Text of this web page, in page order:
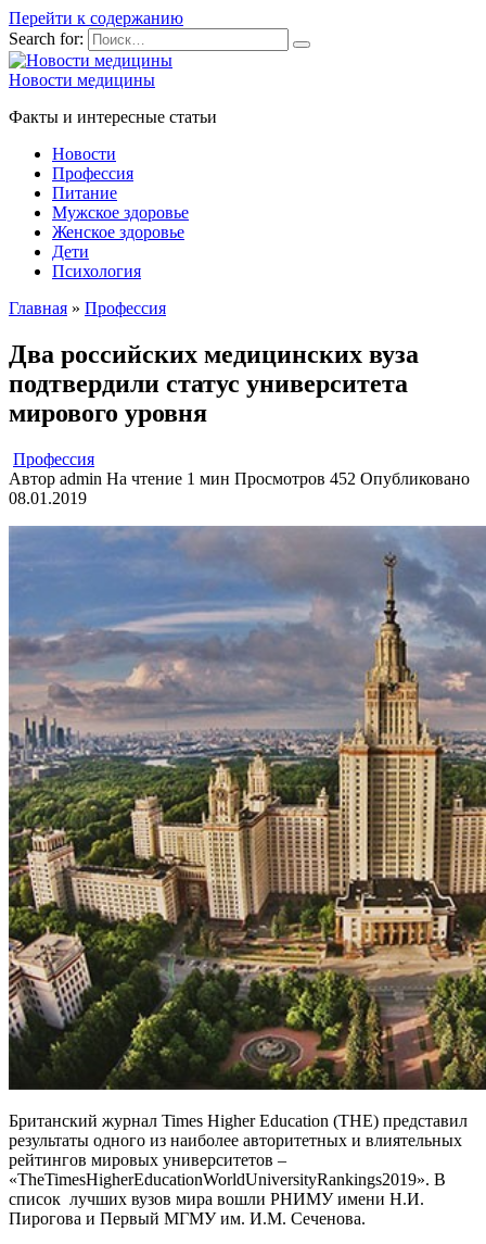
Перейти к содержанию
Search for:
Новости медицины
Факты и интересные статьи
Новости
Профессия
Питание
Мужское здоровье
Женское здоровье
Дети
Психология
Главная » Профессия
Два российских медицинских вуза
подтвердили статус университета
мирового уровня
Профессия
Автор admin На чтение 1 мин Просмотров 452 Опубликовано
08.01.2019
Британский журнал Times Higher Education (THE) представил
результаты одного из наиболее авторитетных и влиятельных
рейтингов мировых университетов –
«TheTimesHigherEducationWorldUniversityRankings2019». В
список лучших вузов мира вошли РНИМУ имени Н.И.
Пирогова и Первый МГМУ им. И.М. Сеченова.